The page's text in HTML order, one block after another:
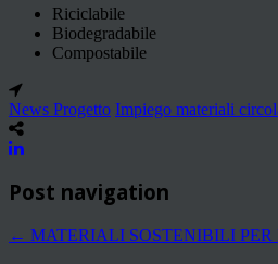
Riciclabile
Biodegradabile
Compostabile
News Progetto Impiego materiali
Post navigation
← MATERIALI SOSTENIBILI PER